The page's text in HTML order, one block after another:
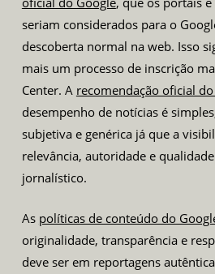
seriam considerados para o
descoberta normal na web. Isso
mais um processo de inscrição
Center. A recomendação oficial
desempenho de notícias é
subjetiva e genérica já que a
relevância, autoridade e
jornalístico.
As políticas de conteúdo do
originalidade, transparência e
deve ser em reportagens